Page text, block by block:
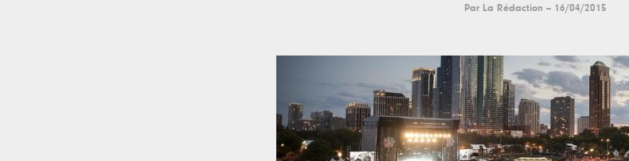
Par La Rédaction -- 16/04/2015